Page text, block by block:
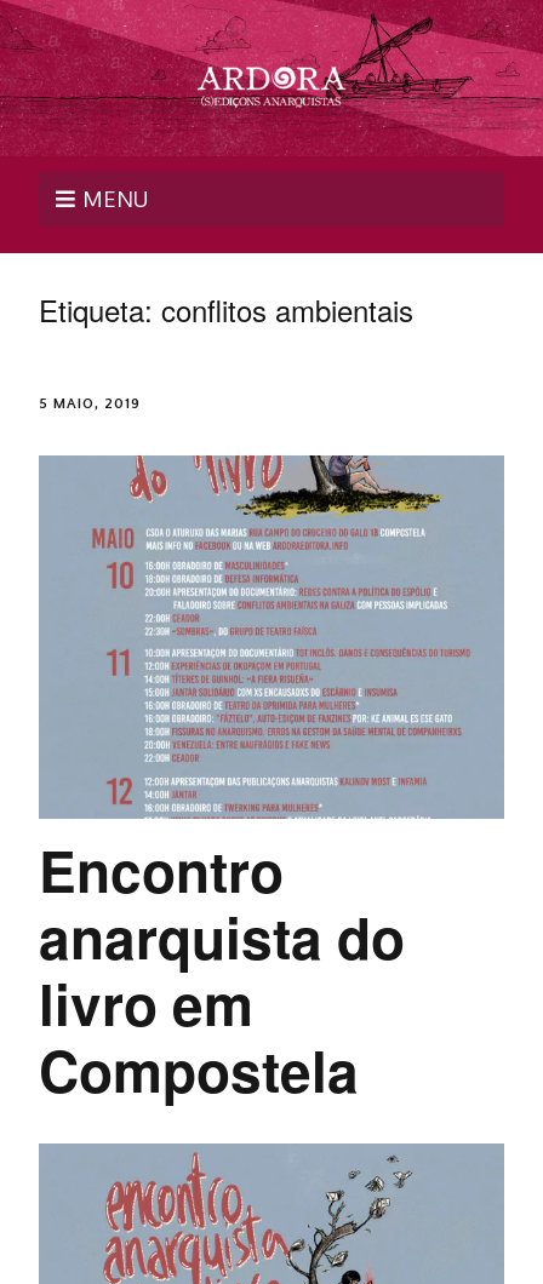
MENU
Etiqueta: conflitos ambientais
5 MAIO, 2019
Encontro
anarquista do
livro em
Compostela